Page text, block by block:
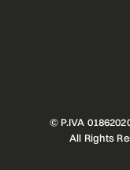
© P.IVA
All Rights